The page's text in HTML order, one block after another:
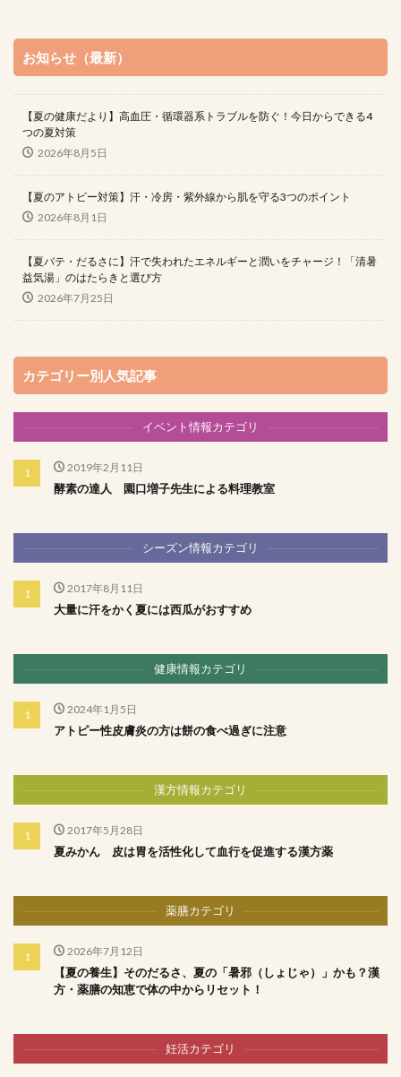
お知らせ（最新）
【夏の健康だより】高血圧・循環器系トラブルを防ぐ！今日からできる4
つの夏対策
2026年8月5日
【夏のアトピー対策】汗・冷房・紫外線から肌を守る3つのポイント
2026年8月1日
【夏バテ・だるさに】汗で失われたエネルギーと潤いをチャージ！「清暑
益気湯」のはたらきと選び方
2026年7月25日
カテゴリー別人気記事
イベント情報カテゴリ
2019年2月11日
酵素の達人 園口増子先生による料理教室
シーズン情報カテゴリ
2017年8月11日
大量に汗をかく夏には西瓜がおすすめ
健康情報カテゴリ
2024年1月5日
アトピー性皮膚炎の方は餅の食べ過ぎに注意
漢方情報カテゴリ
2017年5月28日
夏みかん 皮は胃を活性化して血行を促進する漢方薬
薬膳カテゴリ
2026年7月12日
【夏の養生】そのだるさ、夏の「暑邪（しょじゃ）」かも？漢
方・薬膳の知恵で体の中からリセット！
妊活カテゴリ